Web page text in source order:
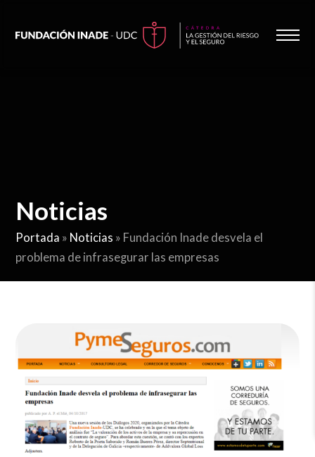
Noticias
Portada » Noticias » Fundación Inade desvela el
problema de infrasegurar las empresas